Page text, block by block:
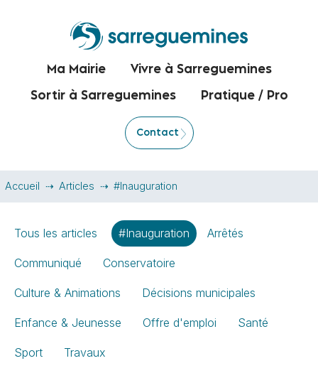
Ma Mairie Vivre à Sarreguemines
Sortir à Sarreguemines Pratique / Pro
Contact
Accueil Articles #Inauguration
Tous les articles #Inauguration Arrêtés
Communiqué Conservatoire
Culture & Animations Décisions municipales
Enfance & Jeunesse Offre d'emploi Santé
Sport Travaux